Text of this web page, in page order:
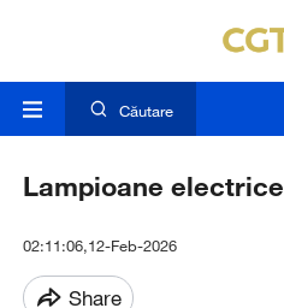
Căutare
Lampioane electrice
02:11:06,12-Feb-2026
Share